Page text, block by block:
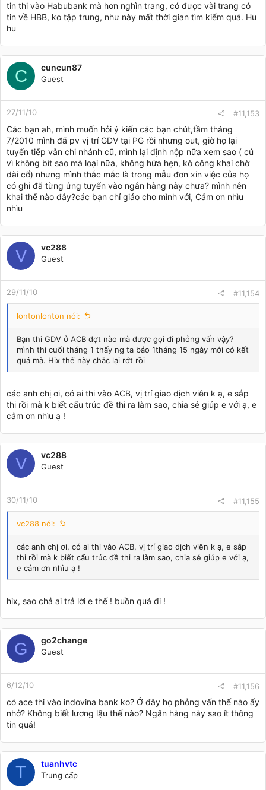
tin thi vào Habubank mà hơn nghìn trang, có được vài trang có
tin về HBB, ko tập trung, như này mất thời gian tìm kiểm quá. Hu
hu
C cuncun87
Guest
27/11/10 #11,153
Các bạn ah, mình muốn hỏi ý kiến các bạn chút,tầm tháng
7/2010 mình đã pv vị trí GDV tại PG rồi nhưng out, giờ họ lại
tuyển tiếp vẫn chi nhánh cũ, mình lại định nộp nữa xem sao ( cú
vì không bít sao mà loại nữa, không hứa hẹn, kô công khai chờ
dài cổ) nhưng mình thắc mắc là trong mẫu đơn xin việc của họ
có ghi đã từng ứng tuyển vào ngân hàng này chưa? mình nên
khai thế nào đây?các bạn chỉ giáo cho mình với, Cảm ơn nhìu
nhìu
V vc288
Guest
29/11/10 #11,154
lontonlonton nói:
Bạn thi GDV ở ACB đợt nào mà được gọi đi phỏng vấn vậy?
mình thi cuối tháng 1 thấy ng ta bảo 1tháng 15 ngày mới có kết
quả mà. Hix thế này chắc lại rớt rồi
các anh chị ơi, có ai thi vào ACB, vị trí giao dịch viên k ạ, e sắp
thi rồi mà k biết cấu trúc đề thi ra làm sao, chia sẻ giúp e với ạ, e
cảm ơn nhìu ạ !
V vc288
Guest
30/11/10 #11,155
vc288 nói:
các anh chị ơi, có ai thi vào ACB, vị trí giao dịch viên k ạ, e sắp
thi rồi mà k biết cấu trúc đề thi ra làm sao, chia sẻ giúp e với ạ,
e cảm ơn nhìu ạ !
hix, sao chả ai trả lời e thế ! buồn quá đi !
G go2change
Guest
6/12/10 #11,156
có ace thi vào indovina bank ko? Ở đây họ phỏng vấn thế nào ấy
nhở? Không biết lương lậu thế nào? Ngân hàng này sao ít thông
tin quá!
T tuanhvtc
Trung cấp